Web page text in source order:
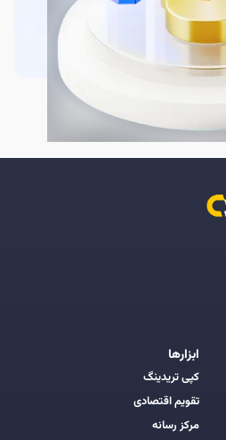
ابزارها
کپی تریدینگ
تقویم اقتصادی
مرکز رسانه